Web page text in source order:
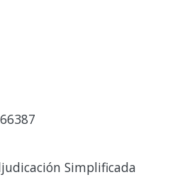
Simplificada